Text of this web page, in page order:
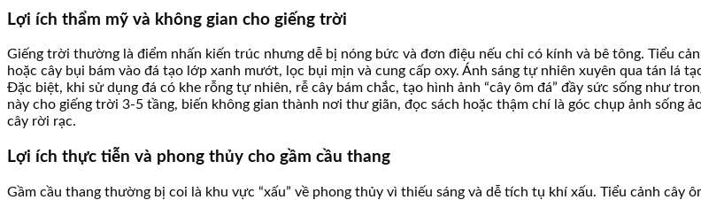
Lợi ích thẩm mỹ và không gian cho giếng trời
Giếng trời thường là điểm nhấn kiến trúc nhưng dễ bị nóng bức và đơn điệu nếu chỉ có kính và bê tông. Tiểu
hoặc cây bụi bám vào đá tạo lớp xanh mướt, lọc bụi mịn và cung cấp oxy. Ánh sáng tự nhiên xuyên qua tán lá
Đặc biệt, khi sử dụng đá có khe rỗng tự nhiên, rễ cây bám chắc, tạo hình ảnh “cây ôm đá” đầy sức sống như
này cho giếng trời 3-5 tầng, biến không gian thành nơi thư giãn, đọc sách hoặc thậm chí là góc chụp ảnh sống
cây rời rạc.
Lợi ích thực tiễn và phong thủy cho gầm cầu thang
Gầm cầu thang thường bị coi là khu vực “xấu” về phong thủy vì thiếu sáng và dễ tích tụ khí xấu. Tiểu cảnh